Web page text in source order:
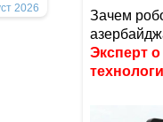
2026
Зачем
Эксперт